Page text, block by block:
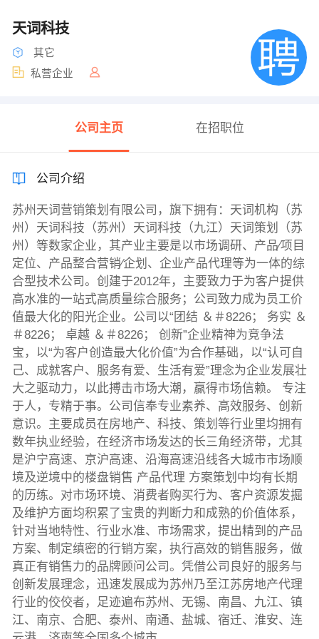
天词科技
其它
私营企业
公司主页 在招职位
公司介绍
苏州天词营销策划有限公司，旗下拥有：天词机构（苏
州）天词科技（苏州）天词科技（九江）天词策划（苏
州）等数家企业，其产业主要是以市场调研、产品∕项目
定位、产品整合营销∕企划、企业产品代理等为一体的综
合型技术公司。创建于2012年，主要致力于为客户提供
高水准的一站式高质量综合服务；公司致力成为员工价
值最大化的阳光企业。公司以“团结 ＆＃8226； 务实 ＆
＃8226； 卓越 ＆＃8226； 创新”企业精神为竞争法
宝，以“为客户创造最大化价值”为合作基础，以“认可自
己、成就客户、服务有爱、生活有爱”理念为企业发展壮
大之驱动力，以此搏击市场大潮，赢得市场信赖。 专注
于人，专精于事。公司信奉专业素养、高效服务、创新
意识。主要成员在房地产、科技、策划等行业里均拥有
数年执业经验，在经济市场发达的长三角经济带，尤其
是沪宁高速、京沪高速、沿海高速沿线各大城市市场顺
境及逆境中的楼盘销售 产品代理 方案策划中均有长期
的历练。对市场环境、消费者购买行为、客户资源发掘
及维护方面均积累了宝贵的判断力和成熟的价值体系，
针对当地特性、行业水准、市场需求，提出精到的产品
方案、制定缜密的行销方案，执行高效的销售服务，做
真正有销售力的品牌顾问公司。凭借公司良好的服务与
创新发展理念，迅速发展成为苏州乃至江苏房地产代理
行业的佼佼者，足迹遍布苏州、无锡、南昌、九江、镇
江、南京、合肥、泰州、南通、盐城、宿迁、淮安、连